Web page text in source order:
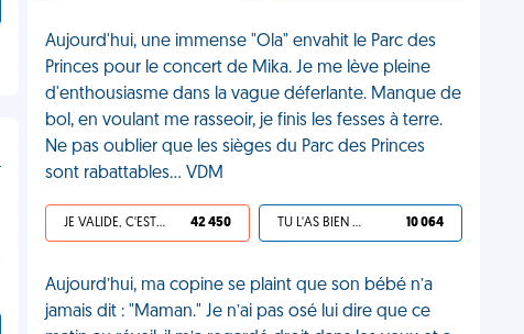
Aujourd'hui, une immense "Ola" envahit le Parc des
Princes pour le concert de Mika. Je me lève pleine
d'enthousiasme dans la vague déferlante. Manque de
bol, en voulant me rasseoir, je finis les fesses à terre.
Ne pas oublier que les sièges du Parc des Princes
sont rabattables... VDM
JE VALIDE, C'EST UNE VDM 42 450 TU L'AS BIEN MÉRITÉ 10 064
Aujourd’hui, ma copine se plaint que son bébé n’a
jamais dit : "Maman." Je n’ai pas osé lui dire que ce